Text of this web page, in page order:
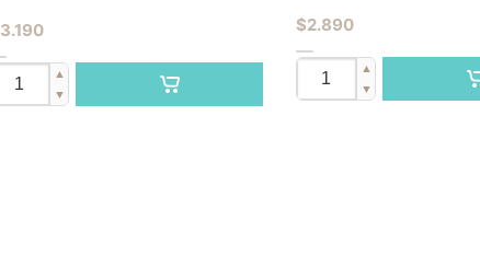
3.190
▲
▼
$2.890
▲
▼